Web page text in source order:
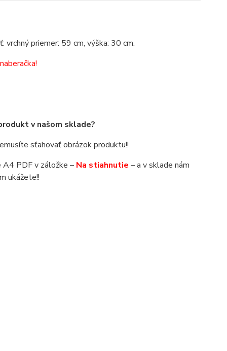
priemer: 59 cm, výška: 30 cm.
v našom sklade?
sťahovať obrázok produktu!!
PDF v záložke – Na stiahnutie – a v sklade nám
ukážete!!